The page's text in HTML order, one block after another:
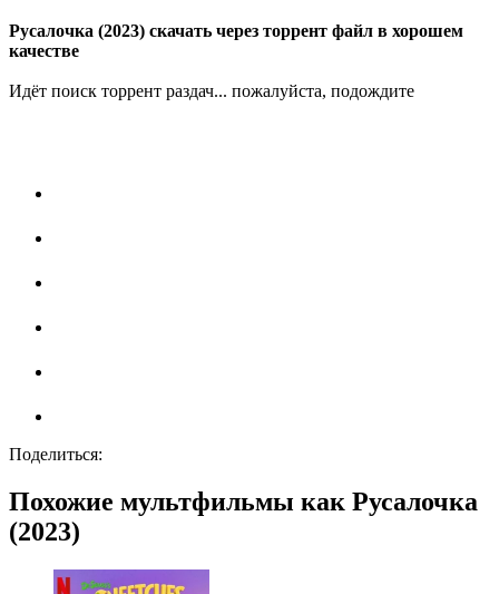
Русалочка (2023) скачать через торрент файл в хорошем
качестве
Идёт поиск торрент раздач... пожалуйста, подождите
Поделиться:
Похожие мультфильмы как Русалочка
(2023)